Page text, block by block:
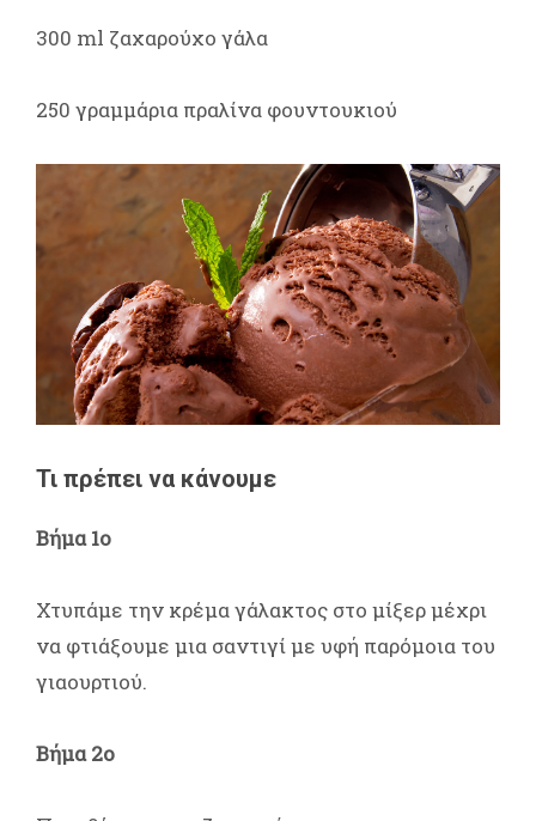
300 ml ζαχαρούχο γάλα
250 γραμμάρια πραλίνα φουντουκιού
Τι πρέπει να κάνουμε
Βήμα 1ο
Χτυπάμε την κρέμα γάλακτος στο μίξερ μέχρι
να φτιάξουμε μια σαντιγί με υφή παρόμοια του
γιαουρτιού.
Βήμα 2ο